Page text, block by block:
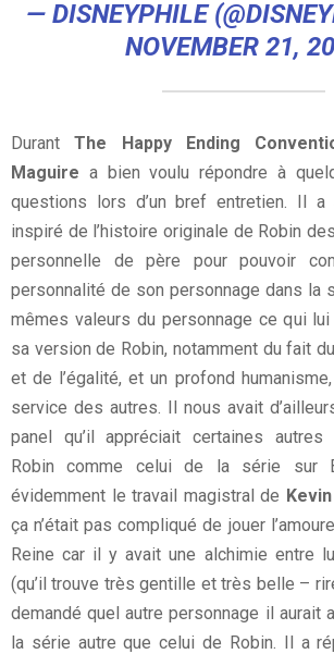
— DISNEYPHILE
NOVEMBER 21,
DurantThe Happy Ending
Maguire a bien voulu répondre à
questions lors d’un bref entretien. Il a
inspiré de l’histoire originale de Robin
personnelle de père pour pouvoir
personnalité de son personnage dans la
mêmes valeurs du personnage ce qui
sa version de Robin, notamment du fait
et de l’égalité, et un profond
service des autres. Il nous avait
panel qu’il appréciait certaines autres
Robin comme celui de la série sur
évidemment le travail magistral de
ça n’était pas compliqué de jouer
Reine car il y avait une alchimie entre
(qu’il trouve très gentille et très belle –
demandé quel autre personnage il aurait
la série autre que celui de Robin. Il a